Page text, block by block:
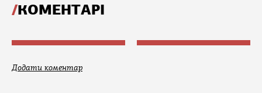
КОМЕНТАРІ
Додати коментар